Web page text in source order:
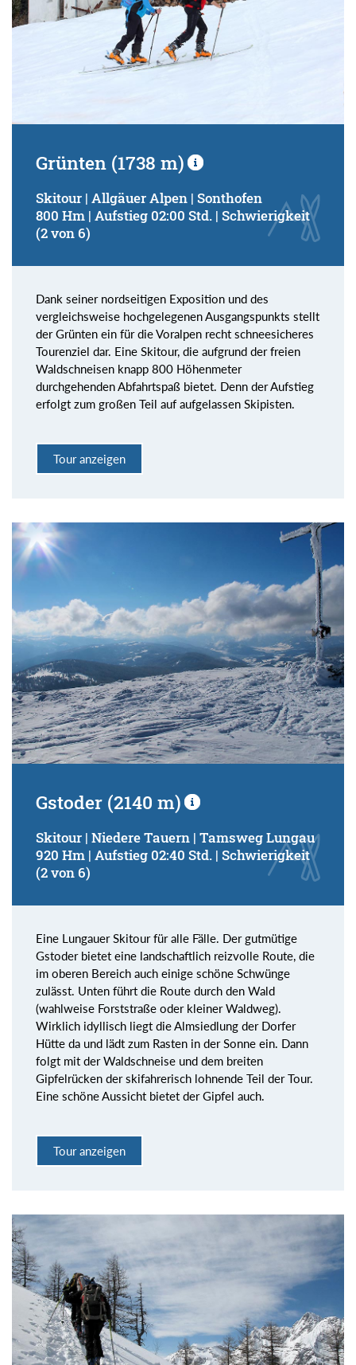
Grünten (1738 m)
Skitour | Allgäuer Alpen | Sonthofen
800 Hm | Aufstieg 02:00 Std. | Schwierigkeit
(2 von 6)
Dank seiner nordseitigen Exposition und des
vergleichsweise hochgelegenen Ausgangspunkts stellt
der Grünten ein für die Voralpen recht schneesicheres
Tourenziel dar. Eine Skitour, die aufgrund der freien
Waldschneisen knapp 800 Höhenmeter
durchgehenden Abfahrtspaß bietet. Denn der Aufstieg
erfolgt zum großen Teil auf aufgelassen Skipisten.
Tour anzeigen
Gstoder (2140 m)
Skitour | Niedere Tauern | Tamsweg Lungau
920 Hm | Aufstieg 02:40 Std. | Schwierigkeit
(2 von 6)
Eine Lungauer Skitour für alle Fälle. Der gutmütige
Gstoder bietet eine landschaftlich reizvolle Route, die
im oberen Bereich auch einige schöne Schwünge
zulässt. Unten führt die Route durch den Wald
(wahlweise Forststraße oder kleiner Waldweg).
Wirklich idyllisch liegt die Almsiedlung der Dorfer
Hütte da und lädt zum Rasten in der Sonne ein. Dann
folgt mit der Waldschneise und dem breiten
Gipfelrücken der skifahrerisch lohnende Teil der Tour.
Eine schöne Aussicht bietet der Gipfel auch.
Tour anzeigen